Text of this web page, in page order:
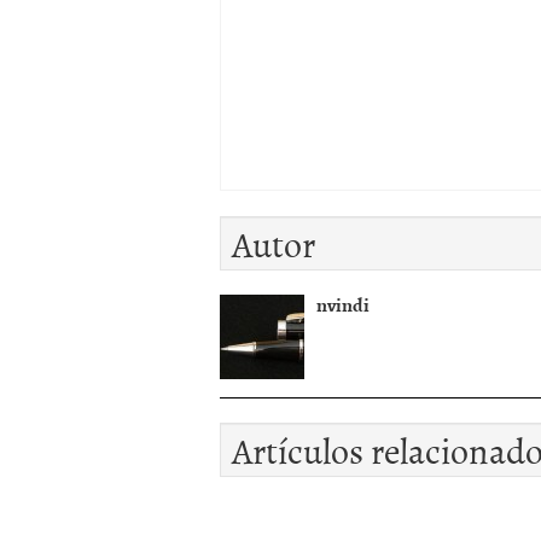
Autor
nvindi
Artículos